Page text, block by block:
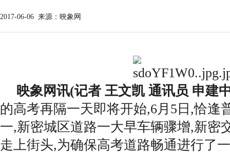
2017-06-06 来源：映象网
映象网讯(记者 王文凯 通讯员 申建
的高考再隔一天即将开始,6月5日,恰逢
一,新密城区道路一大早车辆骤增,新密
走上街头,为确保高考道路畅通进行了